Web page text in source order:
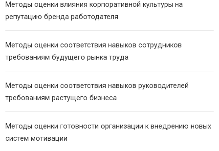
Методы оценки влияния корпоративной культуры на
репутацию бренда работодателя
Методы оценки соответствия навыков сотрудников
требованиям будущего рынка труда
Методы оценки соответствия навыков руководителей
требованиям растущего бизнеса
Методы оценки готовности организации к внедрению новых
систем мотивации